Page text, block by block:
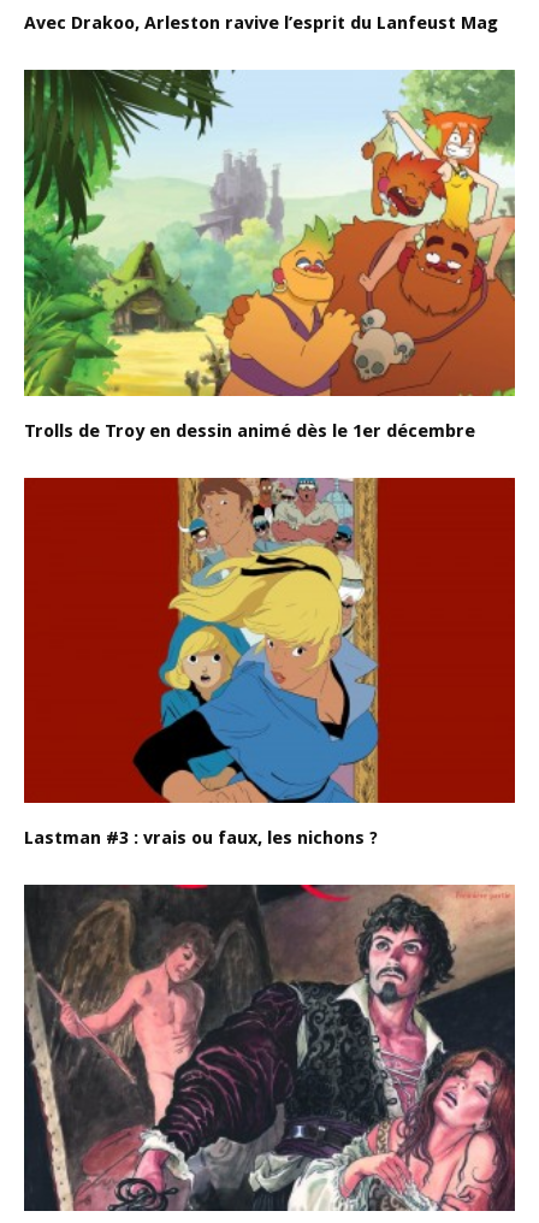
Avec Drakoo, Arleston ravive l’esprit du Lanfeust Mag
Trolls de Troy en dessin animé dès le 1er décembre
Lastman #3 : vrais ou faux, les nichons ?